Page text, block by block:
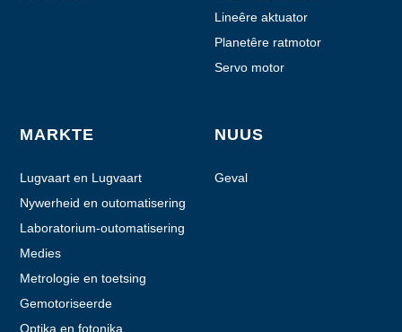
Lineêre aktuator
Planetêre ratmotor
Servo motor
MARKTE
Lugvaart en Lugvaart
Nywerheid en outomatisering
Laboratorium-outomatisering
Medies
Metrologie en toetsing
Gemotoriseerde
handtoestelle
Optika en fotonika
NUUS
Geval